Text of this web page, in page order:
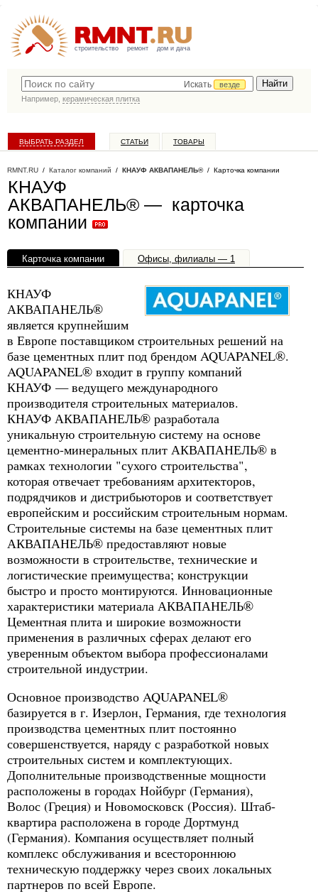
строительство ремонт дом и дача
Искать
везде
Например, керамическая плитка
ВЫБРАТЬ РАЗДЕЛ СТАТЬИ ТОВАРЫ
RMNT.RU / Каталог компаний / КНАУФ АКВАПАНЕЛЬ®/ Карточка компании
КНАУФ
АКВАПАНЕЛЬ® — карточка
компании
Карточка компании Офисы, филиалы — 1
КНАУФ
АКВАПАНЕЛЬ®
является крупнейшим
в Европе поставщиком строительных решений на
базе цементных плит под брендом AQUAPANEL®.
AQUAPANEL® входит в группу компаний
КНАУФ — ведущего международного
производителя строительных материалов.
КНАУФ АКВАПАНЕЛЬ® разработала
уникальную строительную систему на основе
цементно-минеральных плит АКВАПАНЕЛЬ® в
рамках технологии "сухого строительства",
которая отвечает требованиям архитекторов,
подрядчиков и дистрибьюторов и соответствует
европейским и российским строительным нормам.
Строительные системы на базе цементных плит
АКВАПАНЕЛЬ® предоставляют новые
возможности в строительстве, технические и
логистические преимущества; конструкции
быстро и просто монтируются. Инновационные
характеристики материала АКВАПАНЕЛЬ®
Цементная плита и широкие возможности
применения в различных сферах делают его
уверенным объектом выбора профессионалами
строительной индустрии.
Основное производство AQUAPANEL®
базируется в г. Изерлон, Германия, где технология
производства цементных плит постоянно
совершенствуется, наряду с разработкой новых
строительных систем и комплектующих.
Дополнительные производственные мощности
расположены в городах Нойбург (Германия),
Волос (Греция) и Новомосковск (Россия). Штаб-
квартира расположена в городе Дортмунд
(Германия). Компания осуществляет полный
комплекс обслуживания и всестороннюю
техническую поддержку через своих локальных
партнеров по всей Европе.